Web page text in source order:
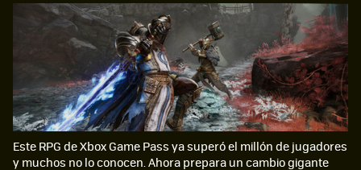
Este RPG de Xbox Game Pass ya superó el millón de jugadores
y muchos no lo conocen. Ahora prepara un cambio gigante